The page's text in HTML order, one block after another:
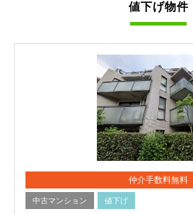
値下げ物件
仲介手数料無料
中古マンション 値下げ